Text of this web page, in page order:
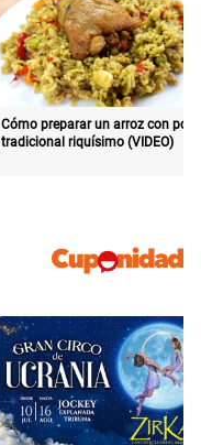
Cómo preparar un arroz con pollo
tradicional riquísimo (VIDEO)